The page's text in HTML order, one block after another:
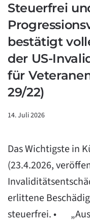
Steuerfrei
bestätigt
der US-
für
29/22)
14. Juli 2026
Das Wichtigste in
(23.4.2026,
erlittene
steuerfrei. •